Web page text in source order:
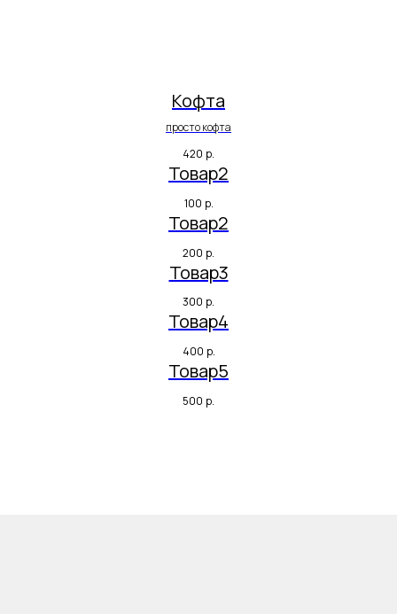
Кофта
просто кофта
420 р.
Товар2
100 р.
Товар2
200 р.
Товар3
300 р.
Товар4
400 р.
Товар5
500 р.